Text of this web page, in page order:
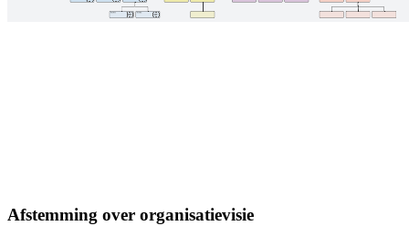
Afstemming over organisatievisie